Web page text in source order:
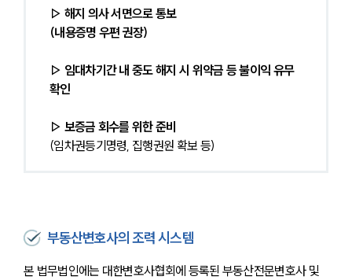
▷ 해지 의사 서면으로 통보
(내용증명 우편 권장)
▷ 임대차기간 내 중도 해지 시 위약금 등 불이익 유무
확인
▷ 보증금 회수를 위한 준비
(임차권등기명령, 집행권원 확보 등)
부동산변호사의 조력 시스템
본 법무법인에는 대한변호사협회에 등록된 부동산전문변호사 및